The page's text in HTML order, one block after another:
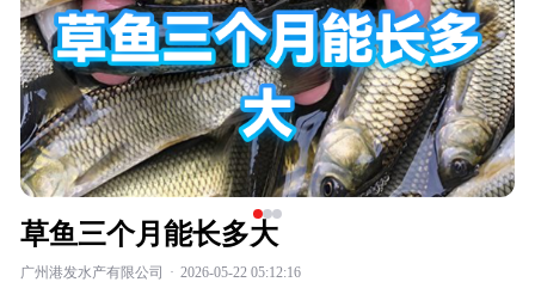
草鱼三个月能长多大
广州港发水产有限公司 · 2026-05-22 05:12:16